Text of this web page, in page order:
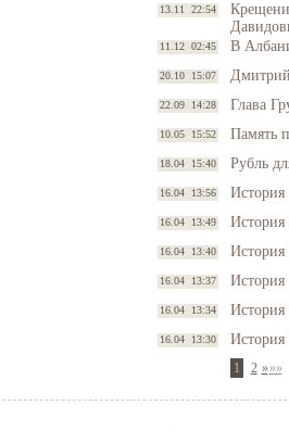
13.11 22:54
11.12 02:45 В
20.10 15:07
22.09 14:28 Глава
10.05 15:52 Память
18.04 15:40 Рубль
16.04 13:56
16.04 13:49
16.04 13:40
16.04 13:37
16.04 13:34
16.04 13:30 История
1 2 »»»